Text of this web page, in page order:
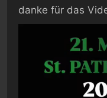
danke für das